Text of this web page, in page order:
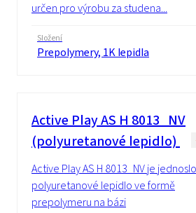
určen pro výrobu za studena...
Složení
Prepolymery, 1K lepidla
Active Play AS H 8013_NV
(polyuretanové lepidlo)
Active Play AS H 8013_NV je
polyuretanové lepidlo ve formě
prepolymeru na bázi